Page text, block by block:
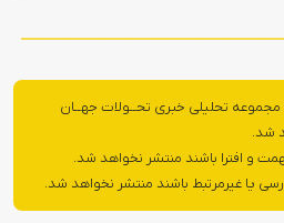
تحلیلی خبری تحــولات جهــان
شد.
و افترا باشند منتشر نخواهد شد.
یا غیرمرتبط باشند منتشر نخواهد شد.